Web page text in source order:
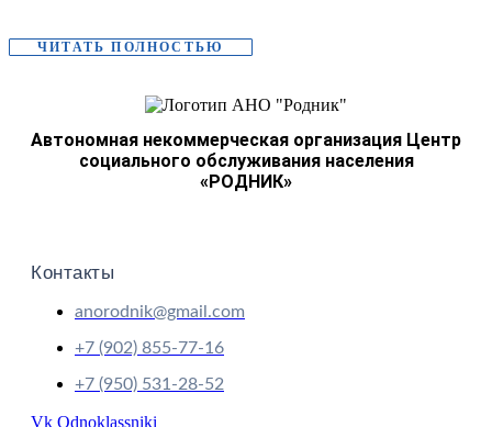
ЧИТАТЬ ПОЛНОСТЬЮ
Автономная некоммерческая организация Центр
социального обслуживания населения
«РОДНИК»
Контакты
anorodnik@gmail.com
+7 (902) 855-77-16
+7 (950) 531-28-52
Vk Odnoklassniki